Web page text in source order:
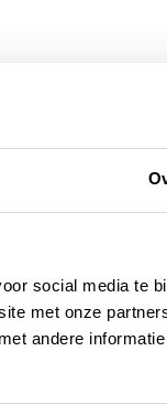
social media te
met onze
andere